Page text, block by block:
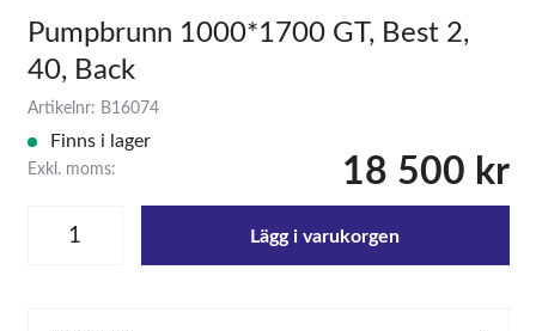
Pumpbrunn 1000*1700 GT, Best 2,
40, Back
Artikelnr: B16074
Finns i lager
Exkl. moms: 18 500 kr
Lägg i varukorgen